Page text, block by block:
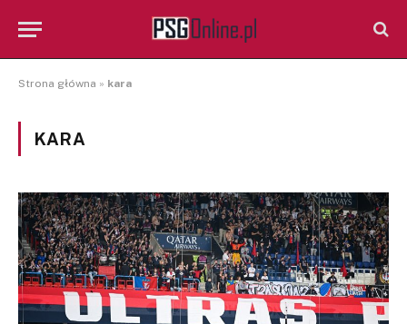
Strona główna » kara
KARA